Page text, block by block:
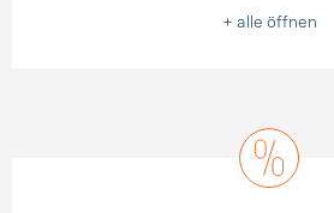
+ alle öffnen